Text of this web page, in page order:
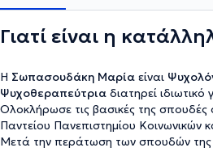
Γιατί είναι η
Η Σωπασουδάκη Μαρία είναι
Ψυχοθεραπεύτρια διατηρεί
Ολοκλήρωσε τις βασικές της
Παντείου Πανεπιστημίου Κοινωνικών
Μετά την περάτωση των σπουδών της